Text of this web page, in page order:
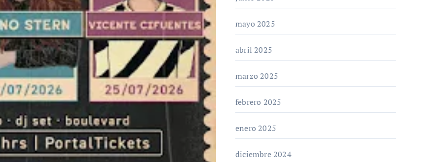
mayo 2025
abril 2025
marzo 2025
febrero 2025
enero 2025
diciembre 2024